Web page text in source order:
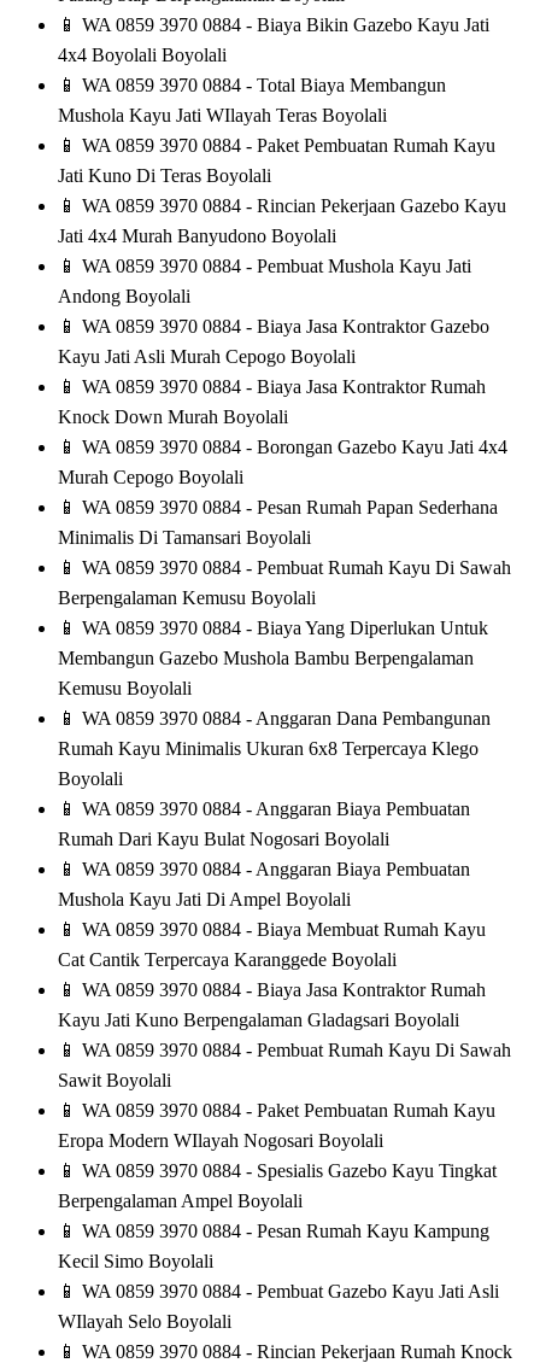
📱 WA 0859 3970 0884 - Biaya Bikin Gazebo Kayu Jati
4x4 Boyolali Boyolali
📱 WA 0859 3970 0884 - Total Biaya Membangun
Mushola Kayu Jati WIlayah Teras Boyolali
📱 WA 0859 3970 0884 - Paket Pembuatan Rumah Kayu
Jati Kuno Di Teras Boyolali
📱 WA 0859 3970 0884 - Rincian Pekerjaan Gazebo Kayu
Jati 4x4 Murah Banyudono Boyolali
📱 WA 0859 3970 0884 - Pembuat Mushola Kayu Jati
Andong Boyolali
📱 WA 0859 3970 0884 - Biaya Jasa Kontraktor Gazebo
Kayu Jati Asli Murah Cepogo Boyolali
📱 WA 0859 3970 0884 - Biaya Jasa Kontraktor Rumah
Knock Down Murah Boyolali
📱 WA 0859 3970 0884 - Borongan Gazebo Kayu Jati 4x4
Murah Cepogo Boyolali
📱 WA 0859 3970 0884 - Pesan Rumah Papan Sederhana
Minimalis Di Tamansari Boyolali
📱 WA 0859 3970 0884 - Pembuat Rumah Kayu Di Sawah
Berpengalaman Kemusu Boyolali
📱 WA 0859 3970 0884 - Biaya Yang Diperlukan Untuk
Membangun Gazebo Mushola Bambu Berpengalaman
Kemusu Boyolali
📱 WA 0859 3970 0884 - Anggaran Dana Pembangunan
Rumah Kayu Minimalis Ukuran 6x8 Terpercaya Klego
Boyolali
📱 WA 0859 3970 0884 - Anggaran Biaya Pembuatan
Rumah Dari Kayu Bulat Nogosari Boyolali
📱 WA 0859 3970 0884 - Anggaran Biaya Pembuatan
Mushola Kayu Jati Di Ampel Boyolali
📱 WA 0859 3970 0884 - Biaya Membuat Rumah Kayu
Cat Cantik Terpercaya Karanggede Boyolali
📱 WA 0859 3970 0884 - Biaya Jasa Kontraktor Rumah
Kayu Jati Kuno Berpengalaman Gladagsari Boyolali
📱 WA 0859 3970 0884 - Pembuat Rumah Kayu Di Sawah
Sawit Boyolali
📱 WA 0859 3970 0884 - Paket Pembuatan Rumah Kayu
Eropa Modern WIlayah Nogosari Boyolali
📱 WA 0859 3970 0884 - Spesialis Gazebo Kayu Tingkat
Berpengalaman Ampel Boyolali
📱 WA 0859 3970 0884 - Pesan Rumah Kayu Kampung
Kecil Simo Boyolali
📱 WA 0859 3970 0884 - Pembuat Gazebo Kayu Jati Asli
WIlayah Selo Boyolali
📱 WA 0859 3970 0884 - Rincian Pekerjaan Rumah Knock